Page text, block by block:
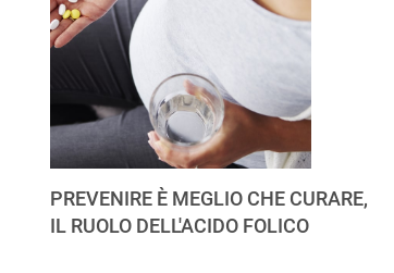
PREVENIRE È MEGLIO CHE CURARE,
IL RUOLO DELL'ACIDO FOLICO